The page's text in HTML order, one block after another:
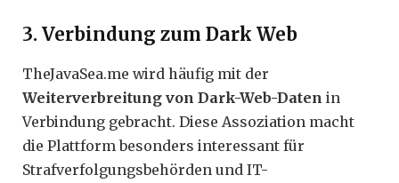
3. Verbindung zum Dark Web
TheJavaSea.me wird häufig mit der
Weiterverbreitung von Dark-Web-Daten in
Verbindung gebracht. Diese Assoziation macht
die Plattform besonders interessant für
Strafverfolgungsbehörden und IT-